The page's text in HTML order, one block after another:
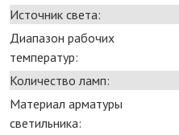
Источник света:
Диапазон рабочих
температур:
Количество ламп:
Материал арматуры
светильника: